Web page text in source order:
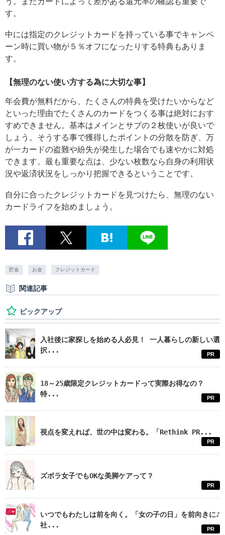
す。
中には指定のクレジットカードを持っている事でキャンペ
ーン時に買い物が５％オフになったりする特典もありま
す。
【無理のない使い方する為に大切な事】
年会費が無料だから、たくさんの特典を受けたいからなど
といった理由でたくさんのカードをつくる事は絶対におす
すめできません。基本はメインとサブの２枚使いが良いで
しょう。そうする事で獲得したポイントの分散を防ぎ、万
が一カードの盗難や紛失が発生した場合でも速やかに対処
できます。最も重要な点は、少ない枚数なら自身の利用状
況や返済状況をしっかり把握できるということです。
自分に合ったクレジットカードを見つけたら、無理のない
カードライフを始めましょう。
貯金 お金 クレジットカード
関連記事
ピックアップ
入社後に家探しを始める人必見！ 一人暮らしの新しい選
択...
PR
18～25歳限定クレジットカードって実際お得なの？
特...
PR
視点を変えれば、世の中は変わる。「Rethink PR...
PR
ズボラ女子でもOKな美脚ケアって？
PR
いつでもわたしは前を向く。「女の子の日」を前向きに♪
社...
PR